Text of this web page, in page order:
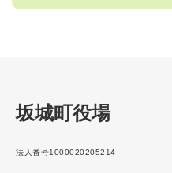
坂城町役場
法人番号1000020205214